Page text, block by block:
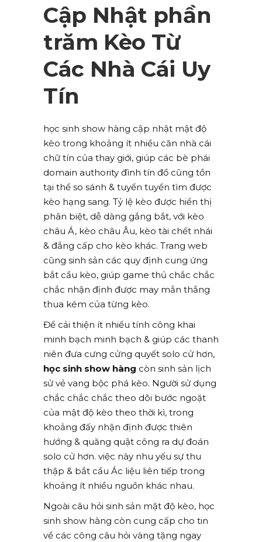
Cập Nhật phần
trăm Kèo Từ
Các Nhà Cái Uy
Tín
học sinh show hàng cập nhật mật độ
kèo trong khoảng ít nhiều căn nhà cái
chữ tín của thay giới, giúp các bè phái
domain authority đình tín đồ cũng tồn
tại thể so sánh & tuyển tuyển tìm được
kèo hạng sang. Tỷ lệ kèo được hiển thị
phân biệt, dễ dàng gắng bắt, với kèo
châu Á, kèo châu Âu, kèo tài chết nhái
& đẳng cấp cho kèo khác. Trang web
cũng sinh sản các quy định cung ứng
bắt cầu kèo, giúp game thủ chắc chắc
chắc nhận định được may mắn thắng
thua kém của từng kèo.
Để cải thiện ít nhiều tính công khai
minh bạch minh bạch & giúp các thanh
niên đưa cưng cửng quyết solo cử hơn,
học sinh show hàng còn sinh sản lịch
sử vẻ vang bộc phá kèo. Người sử dụng
chắc chắc chắc theo dõi bước ngoặt
của mật độ kèo theo thời kì, trong
khoảng đấy nhận định được thiên
hướng & quăng quật công ra dự đoán
solo cử hơn. việc này nhu yếu sự thu
thập & bắt cầu Ác liệu liên tiếp trong
khoảng ít nhiều nguồn khác nhau.
Ngoài câu hỏi sinh sản mật độ kèo, học
sinh show hàng còn cung cấp cho tin
về các công câu hỏi vàng tặng ngay